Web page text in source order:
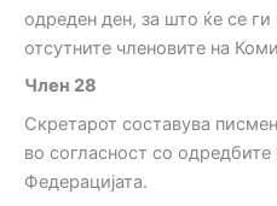
одреден ден, за што ќе се
отсутните членовите на
Член 28
Скретарот составува
во согласност со одредбите
Федерацијата.